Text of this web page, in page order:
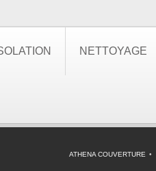
NETTOYAGE
ATHENA COUVERTURE